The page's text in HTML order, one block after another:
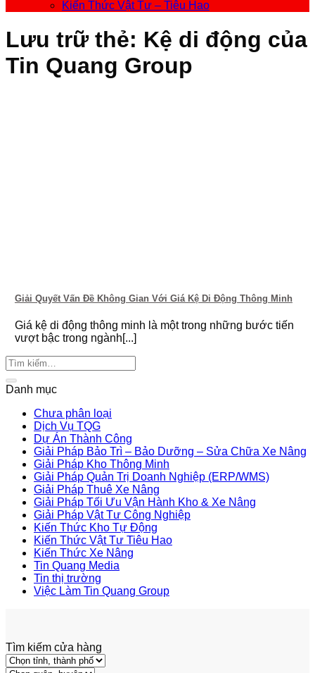
Kiến Thức Vật Tư – Tiêu Hao
Lưu trữ thẻ: Kệ di động của
Tin Quang Group
Giải Quyết Vấn Đề Không Gian Với Giá Kệ Di Động Thông Minh
Giá kệ di động thông minh là một trong những bước tiến
vượt bậc trong ngành[...]
Danh mục
Chưa phân loại
Dịch Vụ TQG
Dự Án Thành Công
Giải Pháp Bảo Trì – Bảo Dưỡng – Sửa Chữa Xe Nâng
Giải Pháp Kho Thông Minh
Giải Pháp Quản Trị Doanh Nghiệp (ERP/WMS)
Giải Pháp Thuê Xe Nâng
Giải Pháp Tối Ưu Vận Hành Kho & Xe Nâng
Giải Pháp Vật Tư Công Nghiệp
Kiến Thức Kho Tự Động
Kiến Thức Vật Tư Tiêu Hao
Kiến Thức Xe Nâng
Tin Quang Media
Tin thị trường
Việc Làm Tin Quang Group
Tìm kiếm cửa hàng